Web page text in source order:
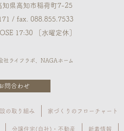
知県高知市稲荷町7-25
/ fax. 088.855.7533
17:30 ［水曜定休］
社ライフラボ、NAGAホーム
問合わせ
の取り組み 家づくりのフローチャート
分譲住宅(自社)・不動産 新着情報